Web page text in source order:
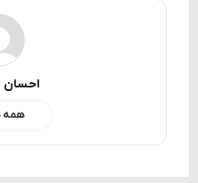
احسان
همه